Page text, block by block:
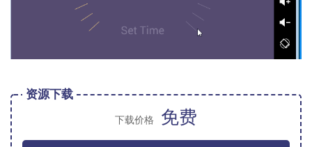
资源下载
下载价格 免费